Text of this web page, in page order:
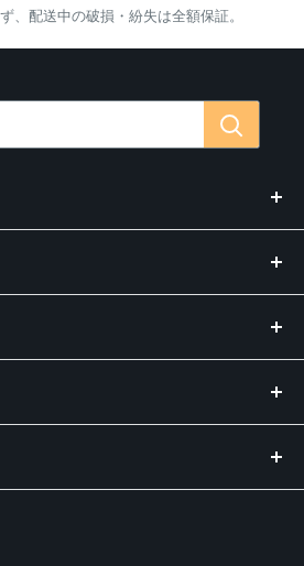
、配送中の破損・紛失は全額保証。
皆様へ